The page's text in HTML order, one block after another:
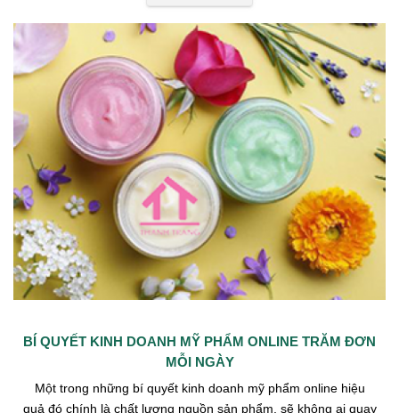
BÍ QUYẾT KINH DOANH MỸ PHẨM ONLINE TRĂM ĐƠN
MỖI NGÀY
Một trong những bí quyết kinh doanh mỹ phẩm online hiệu
quả đó chính là chất lượng nguồn sản phẩm, sẽ không ai quay